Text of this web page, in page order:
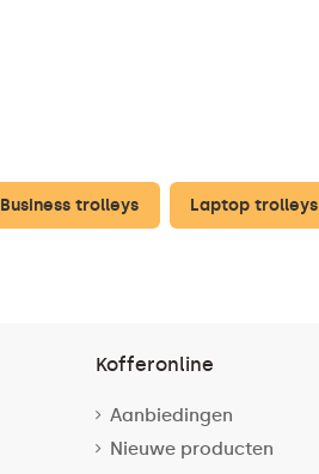
Business trolleys Laptop trolleys
Kofferonline
Aanbiedingen
Nieuwe producten